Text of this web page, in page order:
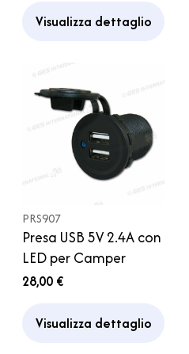
Visualizza dettaglio
PRS907
Presa USB 5V 2.4A con
LED per Camper
28,00 €
Visualizza dettaglio